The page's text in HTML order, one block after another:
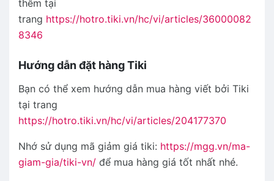
thêm tại
trang https://hotro.tiki.vn/hc/vi/articles/36000082
8346
Hướng dẫn đặt hàng Tiki
Bạn có thể xem hướng dẫn mua hàng viết bởi Tiki
tại trang
https://hotro.tiki.vn/hc/vi/articles/204177370
Nhớ sử dụng mã giảm giá tiki: https://mgg.vn/ma-
giam-gia/tiki-vn/ để mua hàng giá tốt nhất nhé.